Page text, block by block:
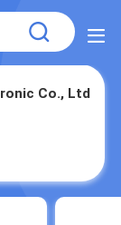
Co., Ltd